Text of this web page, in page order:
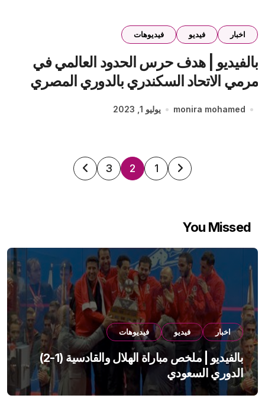
اخبار فيديو فيديوهات
بالفيديو | هدف حرس الحدود العالمي في
مرمي الاتحاد السكندري بالدوري المصري
monira mohamed يوليو 1, 2023
تعدد
المقالات
1
2
3
You Missed
اخبار فيديو فيديوهات
بالفيديو | ملخص مباراة الهلال والقادسية (1-2)
الدوري السعودي